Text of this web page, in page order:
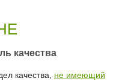
качества
качества, не имеющий